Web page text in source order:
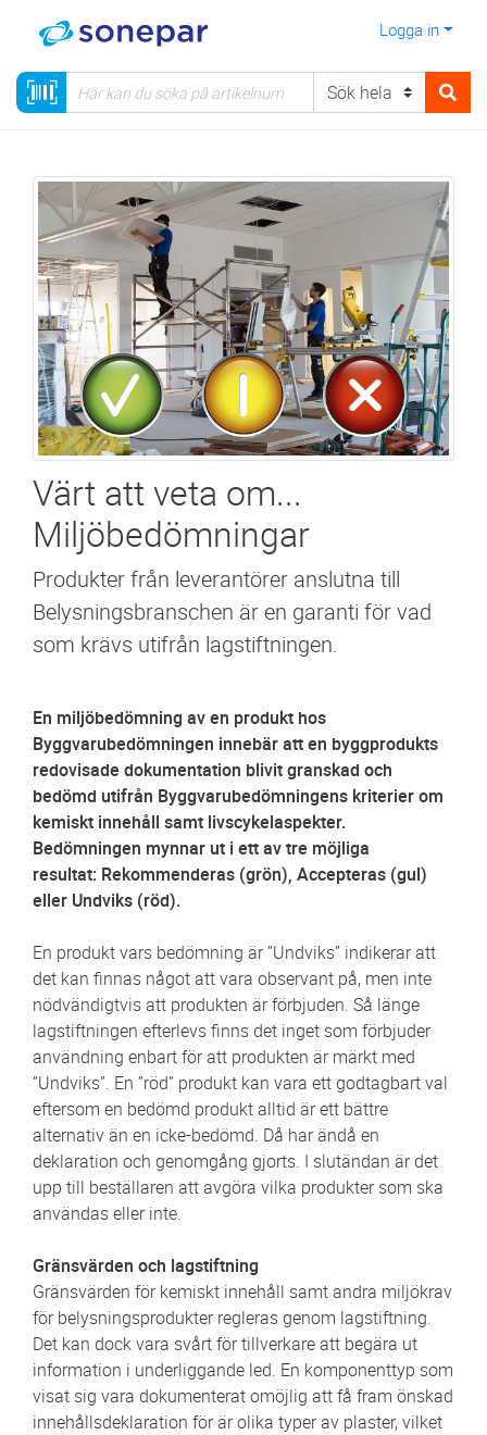
Logga in
Värt att veta om...
Miljöbedömningar
Produkter från leverantörer anslutna till
Belysningsbranschen är en garanti för vad
som krävs utifrån lagstiftningen.
En miljöbedömning av en produkt hos
Byggvarubedömningen innebär att en byggprodukts
redovisade dokumentation blivit granskad och
bedömd utifrån Byggvarubedömningens kriterier om
kemiskt innehåll samt livscykelaspekter.
Bedömningen mynnar ut i ett av tre möjliga
resultat: Rekommenderas (grön), Accepteras (gul)
eller Undviks (röd).
En produkt vars bedömning är ”Undviks” indikerar att
det kan finnas något att vara observant på, men inte
nödvändigtvis att produkten är förbjuden. Så länge
lagstiftningen efterlevs finns det inget som förbjuder
användning enbart för att produkten är märkt med
”Undviks”. En ”röd” produkt kan vara ett godtagbart val
eftersom en bedömd produkt alltid är ett bättre
alternativ än en icke-bedömd. Då har ändå en
deklaration och genomgång gjorts. I slutändan är det
upp till beställaren att avgöra vilka produkter som ska
användas eller inte.
Gränsvärden och lagstiftning
Gränsvärden för kemiskt innehåll samt andra miljökrav
för belysningsprodukter regleras genom lagstiftning.
Det kan dock vara svårt för tillverkare att begära ut
information i underliggande led. En komponenttyp som
visat sig vara dokumenterat omöjlig att få fram önskad
innehållsdeklaration för är olika typer av plaster, vilket